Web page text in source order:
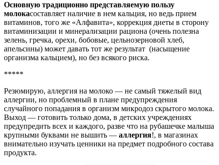
Основную традиционно представляемую пользу
молокасоставляет наличие в нем кальция, но ведь прием
витаминов, того же «Алфавита», коррекция диеты в сторону
витаминизации и минерализации рациона (очень полезна
зелень, гречка, орехи, бобовые, цельнозерновой хлеб,
апельсины) может давать тот же результат (насыщение
организма кальцием), но без всякого риска.
*****
Резюмирую, аллергия на молоко — не самый тяжелый вид
аллергии, но проблемный в плане предупреждения
случайного попадания в организм микродоз скрытого молока.
Выход — готовить только дома, в детских учреждениях
предупредить всех и каждого, разве что на рубашечке малыша
крупными буквами не вышить — аллергия!, в магазинах
внимательно изучать ценники на предмет подробного состава
продукта.